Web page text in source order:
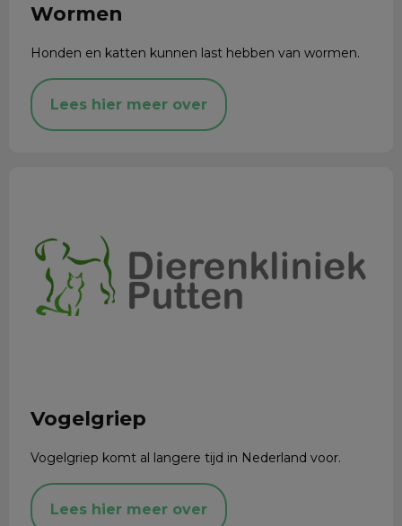
Wormen
Honden en katten kunnen last hebben van wormen.
Lees hier meer over
Vogelgriep
Vogelgriep komt al langere tijd in Nederland voor.
Lees hier meer over